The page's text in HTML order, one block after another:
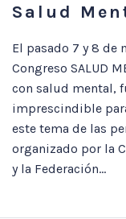
Salud
El pasado 7 y 8 de
Congreso SALUD
con salud mental,
imprescindible
este tema de las
organizado por la
y la Federación...